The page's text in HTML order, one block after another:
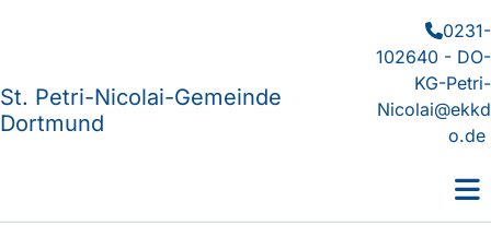
St. Petri-Nicolai-Gemeinde
Dortmund
0231-
102640 - DO-
KG-Petri-
Nicolai@ekkd
o.de